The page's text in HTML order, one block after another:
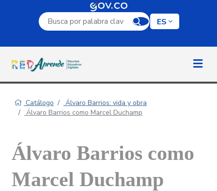
Campo de búsqueda por palabra clave
ES
Catálogo
Álvaro Barrios: vida y obra
Álvaro Barrios como Marcel Duchamp
Álvaro Barrios como
Marcel Duchamp